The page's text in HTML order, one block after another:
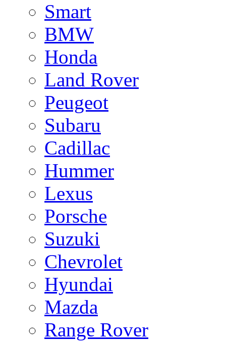
Smart
BMW
Honda
Land Rover
Peugeot
Subaru
Cadillac
Hummer
Lexus
Porsche
Suzuki
Chevrolet
Hyundai
Mazda
Range Rover